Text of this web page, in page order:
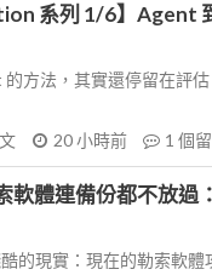
系列 1/6】Agent
方法，其實還停留在評
20 小時前 1 個
軟體連備份都不放過
的現實：現在的勒索軟體